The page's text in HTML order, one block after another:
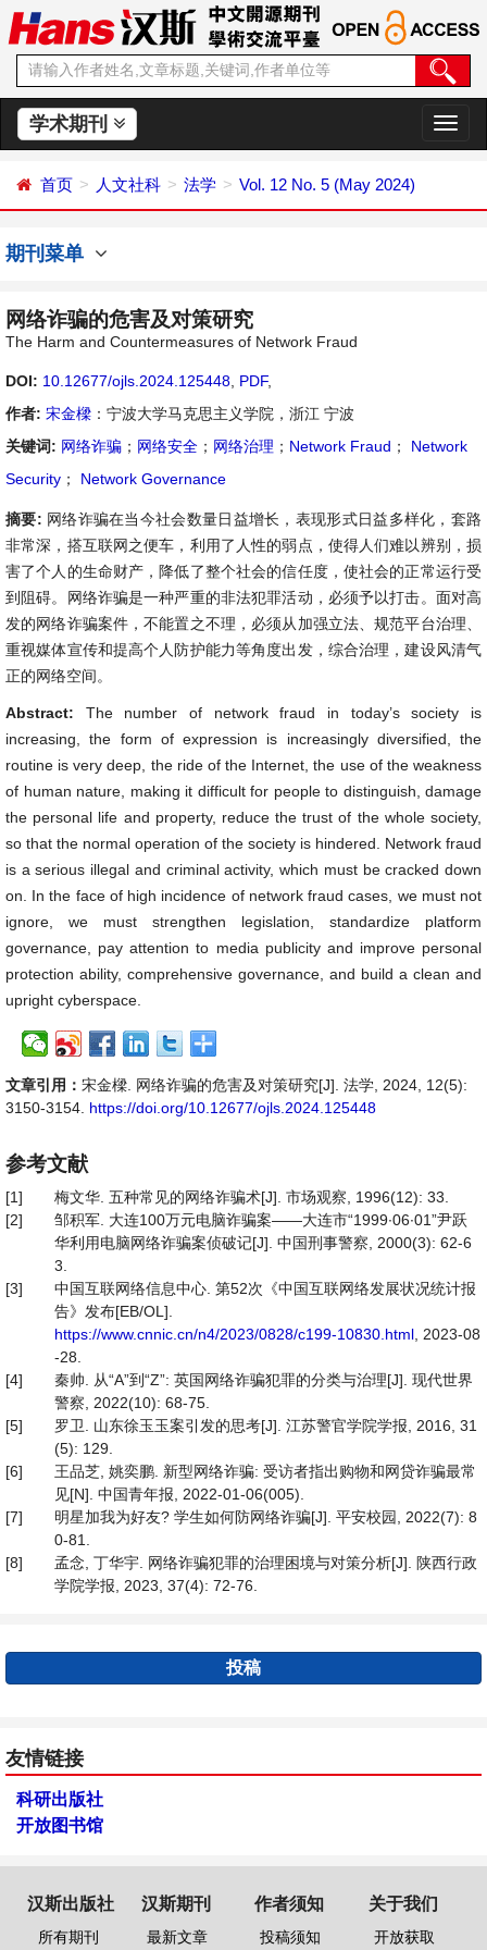
学术期刊
切
换
首页 人文社科 法学 Vol. 12 No. 5 (May 2024)
期刊菜单
网络诈骗的危害及对策研究
The Harm and Countermeasures of Network Fraud
DOI: 10.12677/ojls.2024.125448 PDF,
作者: 宋金樑 ：宁波大学马克思主义学院，浙江 宁波
关键词: 网络诈骗 ； 网络安全 ； 网络治理 ； Network Fraud ；
Network
Security ； Network Governance
摘要: 网络诈骗在当今社会数量日益增长，表现形式日益多样化，套路
非常深，搭互联网之便车，利用了人性的弱点，使得人们难以辨别，损
害了个人的生命财产，降低了整个社会的信任度，使社会的正常运行受
到阻碍。网络诈骗是一种严重的非法犯罪活动，必须予以打击。面对高
发的网络诈骗案件，不能置之不理，必须从加强立法、规范平台治理、
重视媒体宣传和提高个人防护能力等角度出发，综合治理，建设风清气
正的网络空间。
Abstract: The number of network fraud in today’s society is
increasing, the form of expression is increasingly diversified, the
routine is very deep, the ride of the Internet, the use of the weakness
of human nature, making it difficult for people to distinguish, damage
the personal life and property, reduce the trust of the whole society,
so that the normal operation of the society is hindered. Network fraud
is a serious illegal and criminal activity, which must be cracked down
on. In the face of high incidence of network fraud cases, we must not
ignore, we must strengthen legislation, standardize platform
governance, pay attention to media publicity and improve personal
protection ability, comprehensive governance, and build a clean and
upright cyberspace.
文章引用： 宋金樑. 网络诈骗的危害及对策研究[J]. 法学, 2024, 12(5):
3150-3154. https://doi.org/10.12677/ojls.2024.125448
参考文献
[1]
梅文华. 五种常见的网络诈骗术[J]. 市场观察, 1996(12): 33.
[2]
邹积军. 大连100万元电脑诈骗案——大连市“1999∙06∙01”尹跃
华利用电脑网络诈骗案侦破记[J]. 中国刑事警察, 2000(3): 62-6
3.
[3]
中国互联网络信息中心. 第52次《中国互联网络发展状况统计报
告》发布[EB/OL].
https://www.cnnic.cn/n4/2023/0828/c199-10830.html , 2023-08
-28.
[4]
秦帅. 从“A”到“Z”: 英国网络诈骗犯罪的分类与治理[J]. 现代世界
警察, 2022(10): 68-75.
[5]
罗卫. 山东徐玉玉案引发的思考[J]. 江苏警官学院学报, 2016, 31
(5): 129.
[6]
王品芝, 姚奕鹏. 新型网络诈骗: 受访者指出购物和网贷诈骗最常
见[N]. 中国青年报, 2022-01-06(005).
[7]
明星加我为好友? 学生如何防网络诈骗[J]. 平安校园, 2022(7): 8
0-81.
[8]
孟念, 丁华宇. 网络诈骗犯罪的治理困境与对策分析[J]. 陕西行政
学院学报, 2023, 37(4): 72-76.
投稿
友情链接
科研出版社
开放图书馆
汉斯出版社
所有期刊
汉斯期刊
最新文章
作者须知
投稿须知
关于我们
开放获取